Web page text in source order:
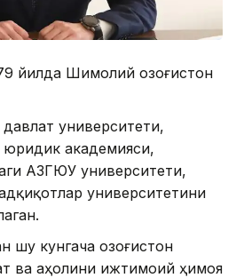
йилда Шимолий Қозоғистон
университети,
юридик академияси,
ҚАЗГЮУ университети,
университетини
шу кунгача Қозоғистон
ва аҳолини ижтимоий ҳимоя